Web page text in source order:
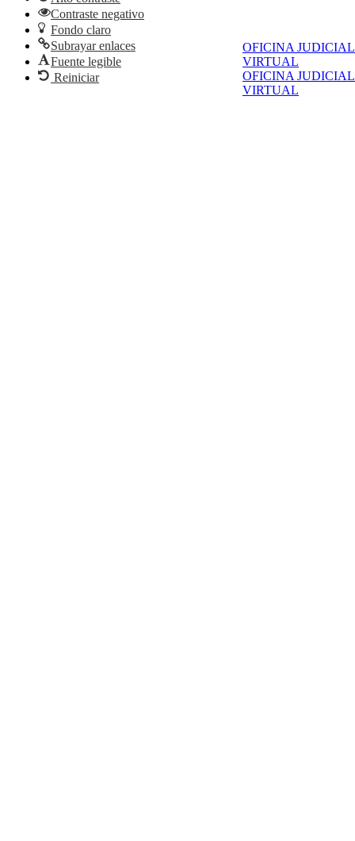
OFICINA JUDICIAL
VIRTUAL
OFICINA JUDICIAL
VIRTUAL
Contraste negativo
Fondo claro
Subrayar enlaces
Fuente legible
Reiniciar